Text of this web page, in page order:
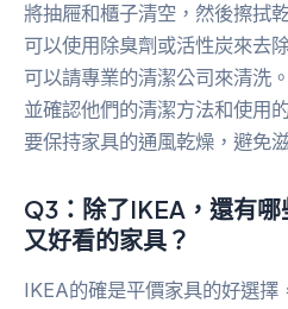
將抽屜和櫃子清空，然後擦拭
可以使用除臭劑或活性炭來去
可以請專業的清潔公司來清洗
並確認他們的清潔方法和使用
要保持家具的通風乾燥，避免
Q3：除了IKEA，還有
又好看的家具？
IKEA的確是平價家具的好選